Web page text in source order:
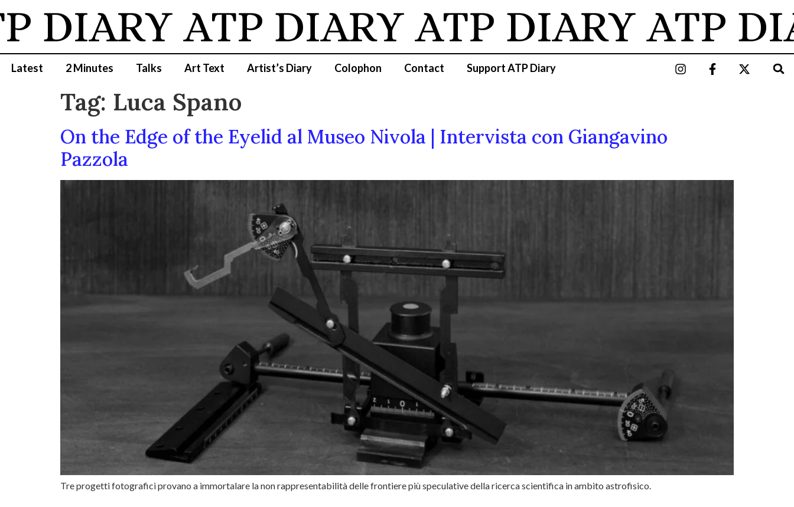
DIARY ATP DIARY ATP DIARY ATP
Latest 2 Minutes Talks Art Text Artist’s Diary Colophon Contact Support ATP Diary
Tag: Luca Spano
On the Edge of the Eyelid al Museo Nivola | Intervista con Giangavino
Pazzola
Tre progetti fotografici provano a immortalare la non rappresentabilità delle frontiere più speculative della ricerca scientifica in ambito astrofisico.